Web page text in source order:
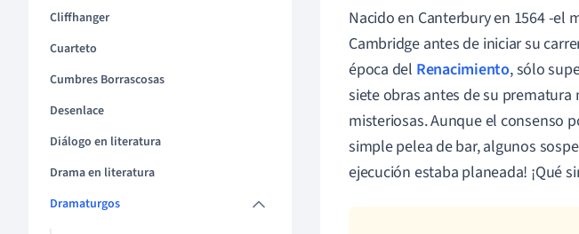
Cliffhanger
Cuarteto
Cumbres Borrascosas
Desenlace
Diálogo en literatura
Drama en literatura
Dramaturgos
Nacido en Canterbury en 1564 -el
Cambridge antes de iniciar su
época del Renacimiento,sólo
siete obras antes de su
misteriosas. Aunque el consenso
simple pelea de bar, algunos
ejecución estaba planeada! ¡Qué